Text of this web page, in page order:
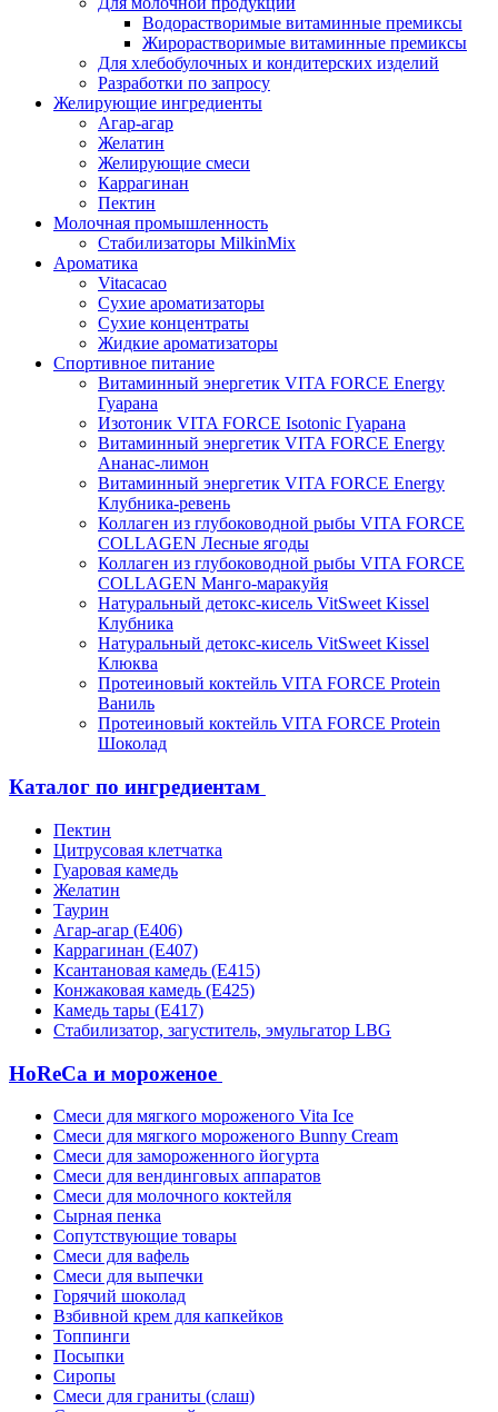
Водорастворимые витаминные премиксы
Жирорастворимые витаминные премиксы
Для хлебобулочных и кондитерских изделий
Разработки по запросу
Желирующие ингредиенты
Агар-агар
Желатин
Желирующие смеси
Каррагинан
Пектин
Молочная промышленность
Стабилизаторы MilkinMix
Ароматика
Vitacacao
Сухие ароматизаторы
Сухие концентраты
Жидкие ароматизаторы
Спортивное питание
Витаминный энергетик VITA FORCE Energy
Гуарана
Изотоник VITA FORCE Isotonic Гуарана
Витаминный энергетик VITA FORCE Energy
Ананас-лимон
Витаминный энергетик VITA FORCE Energy
Клубника-ревень
Коллаген из глубоководной рыбы VITA FORCE
COLLAGEN Лесные ягоды
Коллаген из глубоководной рыбы VITA FORCE
COLLAGEN Манго-маракуйя
Натуральный детокс-кисель VitSweet Kissel
Клубника
Натуральный детокс-кисель VitSweet Kissel
Клюква
Протеиновый коктейль VITA FORCE Protein
Ваниль
Протеиновый коктейль VITA FORCE Protein
Шоколад
Каталог по ингредиентам
Пектин
Цитрусовая клетчатка
Гуаровая камедь
Желатин
Таурин
Агар-агар (Е406)
Каррагинан (Е407)
Ксантановая камедь (Е415)
Конжаковая камедь (Е425)
Камедь тары (Е417)
Стабилизатор, загуститель, эмульгатор LBG
HoReCa и мороженое
Смеси для мягкого мороженого Vita Ice
Смеси для мягкого мороженого Bunny Cream
Смеси для замороженного йогурта
Смеси для вендинговых аппаратов
Смеси для молочного коктейля
Сырная пенка
Сопутствующие товары
Смеси для вафель
Смеси для выпечки
Горячий шоколад
Взбивной крем для капкейков
Топпинги
Посыпки
Сиропы
Смеси для граниты (слаш)